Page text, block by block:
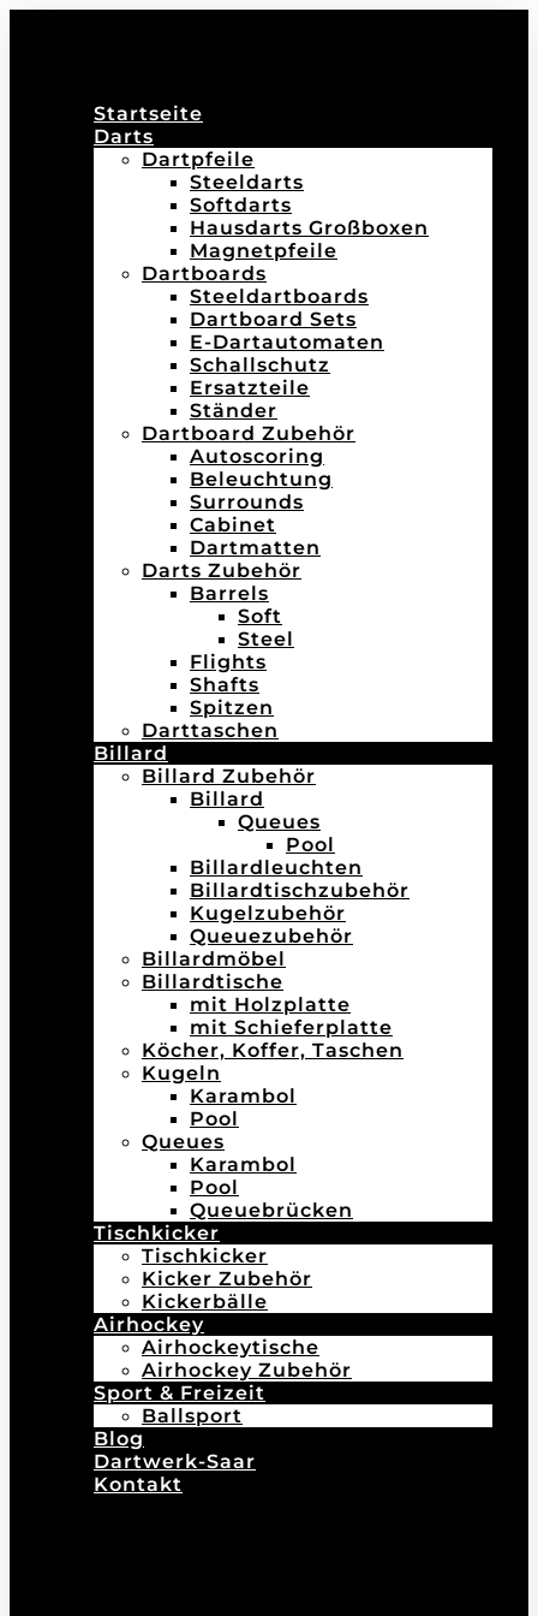
Startseite
Darts
Dartpfeile
Steeldarts
Softdarts
Hausdarts Großboxen
Magnetpfeile
Dartboards
Steeldartboards
Dartboard Sets
E-Dartautomaten
Schallschutz
Ersatzteile
Ständer
Dartboard Zubehör
Autoscoring
Beleuchtung
Surrounds
Cabinet
Dartmatten
Darts Zubehör
Barrels
Soft
Steel
Flights
Shafts
Spitzen
Darttaschen
Billard
Billard Zubehör
Billard
Queues
Pool
Billardleuchten
Billardtischzubehör
Kugelzubehör
Queuezubehör
Billardmöbel
Billardtische
mit Holzplatte
mit Schieferplatte
Köcher, Koffer, Taschen
Kugeln
Karambol
Pool
Queues
Karambol
Pool
Queuebrücken
Tischkicker
Tischkicker
Kicker Zubehör
Kickerbälle
Airhockey
Airhockeytische
Airhockey Zubehör
Sport & Freizeit
Ballsport
Blog
Dartwerk-Saar
Kontakt